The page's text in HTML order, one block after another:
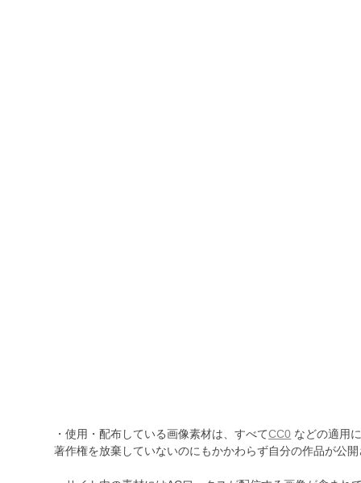
・使用・配布している画像素材は、すべてCC0 などの適用
著作権を放棄していないのにもかかわらず自分の作品が公開